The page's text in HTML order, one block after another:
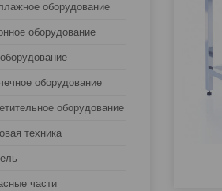
оборудование
оборудование
оборудование
оборудование
техника
части